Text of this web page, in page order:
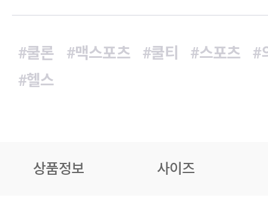
#쿨론 #맥스포츠 #쿨티 #스포츠
#
#헬스
상품정보 사이즈